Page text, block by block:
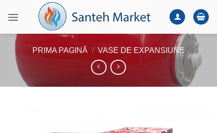
PRIMA PAGINĂ / VASE DE EXPANSIUNE